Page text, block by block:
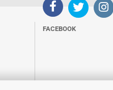
FACEBOOK